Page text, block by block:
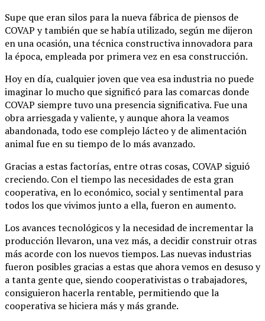
Supe que eran silos para la nueva fábrica de piensos de
COVAP y también que se había utilizado, según me dijeron
en una ocasión, una técnica constructiva innovadora para
la época, empleada por primera vez en esa construcción.
Hoy en día, cualquier joven que vea esa industria no puede
imaginar lo mucho que significó para las comarcas donde
COVAP siempre tuvo una presencia significativa. Fue una
obra arriesgada y valiente, y aunque ahora la veamos
abandonada, todo ese complejo lácteo y de alimentación
animal fue en su tiempo de lo más avanzado.
Gracias a estas factorías, entre otras cosas, COVAP siguió
creciendo. Con el tiempo las necesidades de esta gran
cooperativa, en lo económico, social y sentimental para
todos los que vivimos junto a ella, fueron en aumento.
Los avances tecnológicos y la necesidad de incrementar la
producción llevaron, una vez más, a decidir construir otras
más acorde con los nuevos tiempos. Las nuevas industrias
fueron posibles gracias a estas que ahora vemos en desuso y
a tanta gente que, siendo cooperativistas o trabajadores,
consiguieron hacerla rentable, permitiendo que la
cooperativa se hiciera más y más grande.